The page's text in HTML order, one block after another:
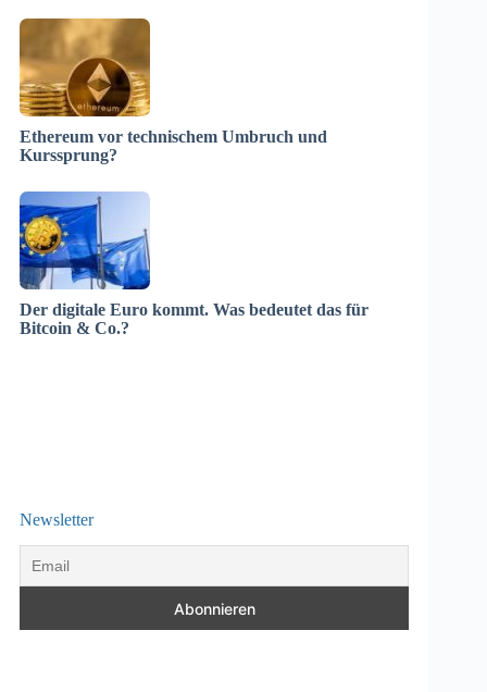
Ethereum vor technischem Umbruch und
Kurssprung?
Der digitale Euro kommt. Was bedeutet das für
Bitcoin & Co.?
Newsletter